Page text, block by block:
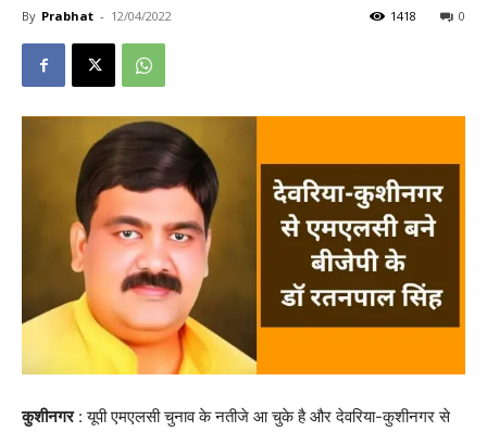
By Prabhat - 12/04/2022 0
1418
कुशीनगर: यूपी एमएलसी चुनाव के नतीजे आ चुके है और देवरिया-कुशीनगर से